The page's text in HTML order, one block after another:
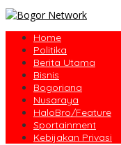
Home
Politika
Berita Utama
Bisnis
Bogoriana
Nusaraya
HaloBro/Feature
Sportainment
Kebijakan Privasi